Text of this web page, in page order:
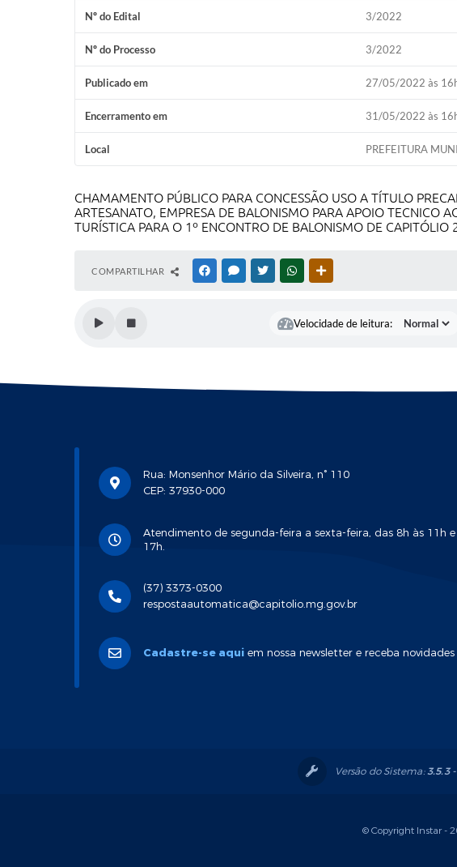
Nº do Edital 3/2022
Nº do Processo 3/2022
Publicado em 27/05/2022 às
Encerramento em 31/05/2022 às
Local PREFEITURA
CHAMAMENTO PÚBLICO PARA CONCESSÃO USO A TÍTULO
ARTESANATO, EMPRESA DE BALONISMO PARA APOIO TECNICO
TURÍSTICA PARA O 1º ENCONTRO DE BALONISMO DE CAPITÓLIO
COMPARTILHAR FACEBOOKMESSENGER
TWITTERWHATSAPP
Velocidade de leitura:
Rua: Monsenhor Mário da Silveira, n° 110
CEP: 37930-000
Atendimento de segunda-feira a sexta-feira, das 8h às 11h
17h.
(37) 3373-0300
respostaautomatica@capitolio.mg.gov.br
Cadastre-se aqui em nossa newsletter e receba
Versão do Sistema:3.5.3
© Copyright Instar -